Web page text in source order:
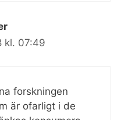
kl. 07:49
forskningen
är ofarligt i de